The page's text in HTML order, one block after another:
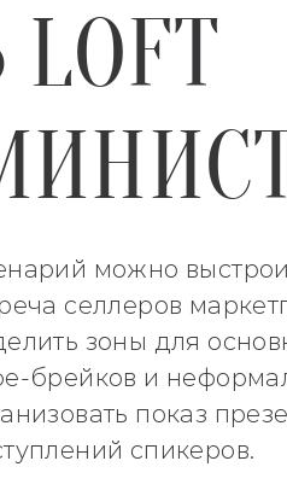
LOFT
можно
селлеров
зоны для
брейков и
показ
спикеров.